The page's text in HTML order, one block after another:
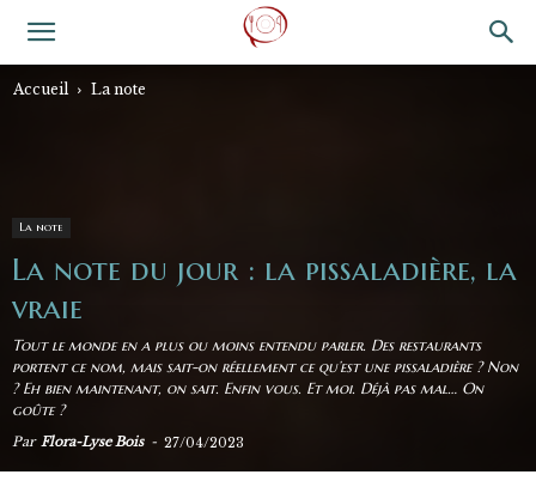
Accueil La note
La note
La note du jour : la pissaladière, la
vraie
Tout le monde en a plus ou moins entendu parler. Des restaurants
portent ce nom, mais sait-on réellement ce qu’est une pissaladière ? Non
? Eh bien maintenant, on sait. Enfin vous. Et moi. Déjà pas mal… On
goûte ?
Par Flora-Lyse Bois - 27/04/2023